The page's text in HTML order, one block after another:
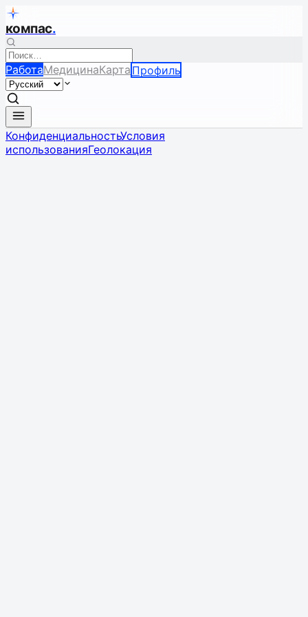
компас.
РаботаМедицинаКарта Профиль
КонфиденциальностьУсловия
использованияГеолокация